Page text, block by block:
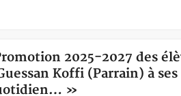
2025-2027 des
Koffi (Parrain) à
»